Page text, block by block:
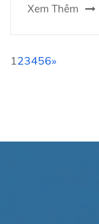
diện tích rộng
Xem Thêm
1 23456»